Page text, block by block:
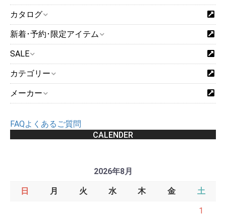
カタログ
新着･予約･限定アイテム
SALE
カテゴリー
メーカー
FAQよくあるご質問
CALENDER
2026年8月
日 月 火 水 木 金 土
1